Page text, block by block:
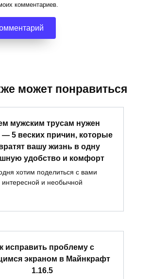
комментариев.
может понравиться
мужским трусам нужен
— 5 веских причин, которые
вашу жизнь в одну
удобство и комфорт
хотим поделиться с вами
интересной и необычной
исправить проблему с
экраном в Майнкрафт
1.16.5